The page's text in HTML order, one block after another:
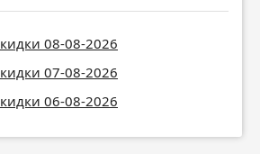
08-08-2026
07-08-2026
06-08-2026